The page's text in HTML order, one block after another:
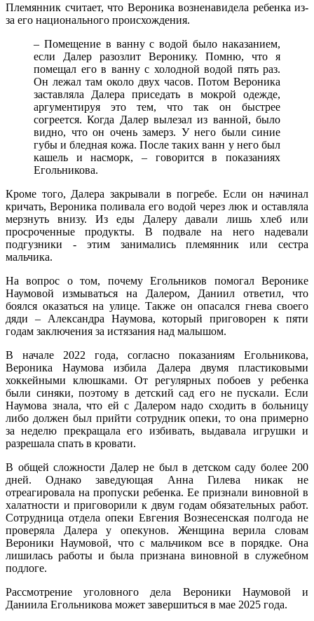
Племянник считает, что Вероника возненавидела ребенка из-
за его национального происхождения.
– Помещение в ванну с водой было наказанием,
если Далер разозлит Веронику. Помню, что я
помещал его в ванну с холодной водой пять раз.
Он лежал там около двух часов. Потом Вероника
заставляла Далера приседать в мокрой одежде,
аргументируя это тем, что так он быстрее
согреется. Когда Далер вылезал из ванной, было
видно, что он очень замерз. У него были синие
губы и бледная кожа. После таких ванн у него был
кашель и насморк, – говорится в показаниях
Егольникова.
Кроме того, Далера закрывали в погребе. Если он начинал
кричать, Вероника поливала его водой через люк и оставляла
мерзнуть внизу. Из еды Далеру давали лишь хлеб или
просроченные продукты. В подвале на него надевали
подгузники - этим занимались племянник или сестра
мальчика.
На вопрос о том, почему Егольников помогал Веронике
Наумовой измываться на Далером, Даниил ответил, что
боялся оказаться на улице. Также он опасался гнева своего
дяди – Александра Наумова, который приговорен к пяти
годам заключения за истязания над малышом.
В начале 2022 года, согласно показаниям Егольникова,
Вероника Наумова избила Далера двумя пластиковыми
хоккейными клюшками. От регулярных побоев у ребенка
были синяки, поэтому в детский сад его не пускали. Если
Наумова знала, что ей с Далером надо сходить в больницу
либо должен был прийти сотрудник опеки, то она примерно
за неделю прекращала его избивать, выдавала игрушки и
разрешала спать в кровати.
В общей сложности Далер не был в детском саду более 200
дней. Однако заведующая Анна Гилева никак не
отреагировала на пропуски ребенка. Ее признали виновной в
халатности и приговорили к двум годам обязательных работ.
Сотрудница отдела опеки Евгения Вознесенская полгода не
проверяла Далера у опекунов. Женщина верила словам
Вероники Наумовой, что с мальчиком все в порядке. Она
лишилась работы и была признана виновной в служебном
подлоге.
Рассмотрение уголовного дела Вероники Наумовой и
Даниила Егольникова может завершиться в мае 2025 года.